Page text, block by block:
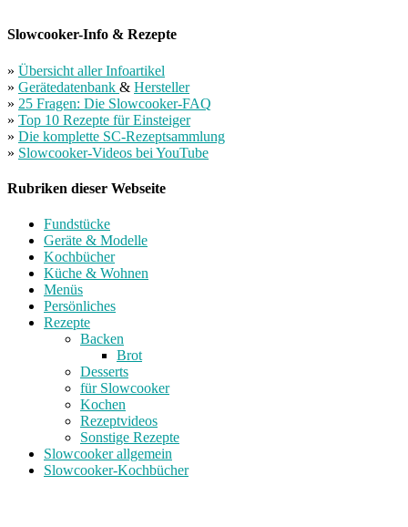
Slowcooker-Info & Rezepte
» Übersicht aller Infoartikel
» Gerätedatenbank & Hersteller
» 25 Fragen: Die Slowcooker-FAQ
» Top 10 Rezepte für Einsteiger
» Die komplette SC-Rezeptsammlung
» Slowcooker-Videos bei YouTube
Rubriken dieser Webseite
Fundstücke
Geräte & Modelle
Kochbücher
Küche & Wohnen
Menüs
Persönliches
Rezepte
Backen
Brot
Desserts
für Slowcooker
Kochen
Rezeptvideos
Sonstige Rezepte
Slowcooker allgemein
Slowcooker-Kochbücher